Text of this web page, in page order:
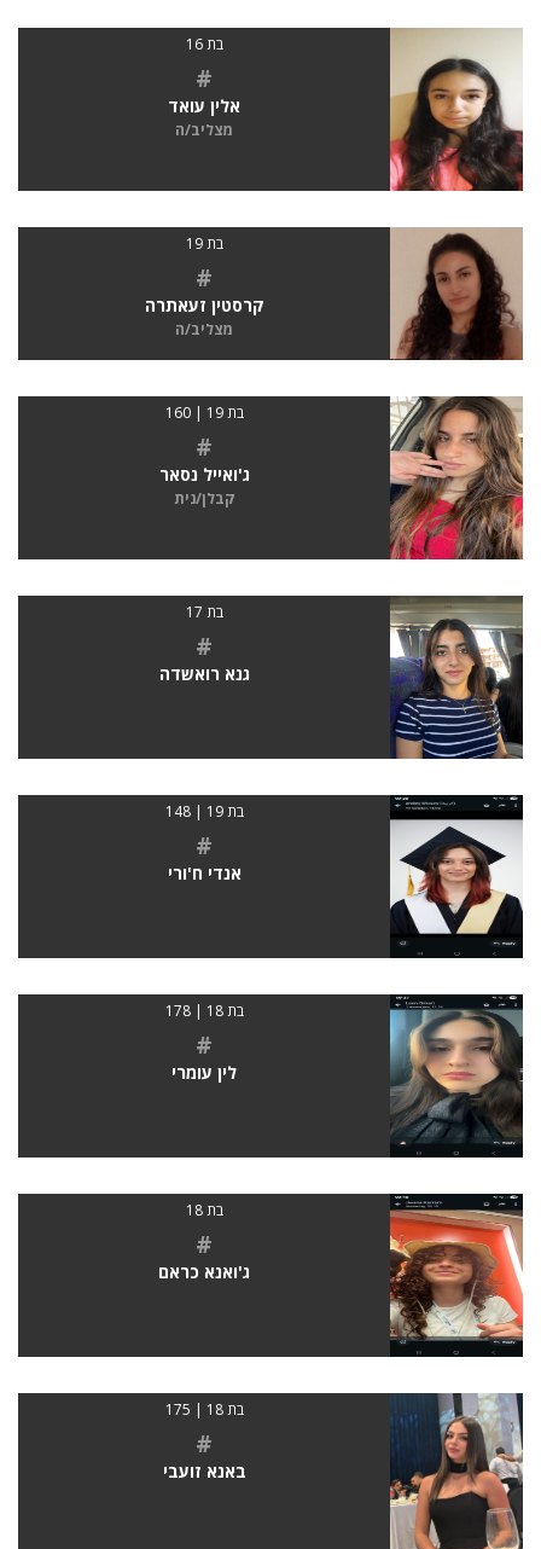
בת 16
#
אלין עואד
מצליב/ה
בת 19
#
קרסטין זעאתרה
מצליב/ה
בת 19 | 160
#
ג'ואייל נסאר
קבלן/נית
בת 17
#
גנא רואשדה
בת 19 | 148
#
אנדי ח'ורי
בת 18 | 178
#
לין עומרי
בת 18
#
ג'ואנא כראם
בת 18 | 175
#
באנא זועבי